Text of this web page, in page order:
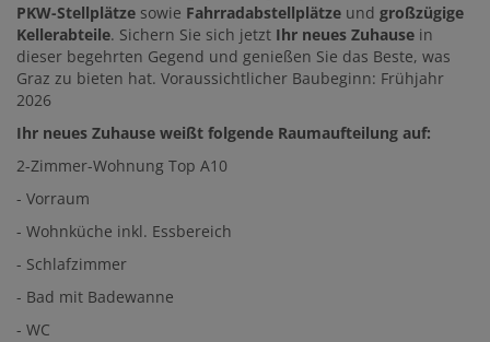
PKW-Stellplätze sowie Fahrradabstellplätze und großzügige
Kellerabteile. Sichern Sie sich jetzt Ihr neues Zuhause in
dieser begehrten Gegend und genießen Sie das Beste, was
Graz zu bieten hat. Voraussichtlicher Baubeginn: Frühjahr
2026
Ihr neues Zuhause weißt folgende Raumaufteilung auf:
2-Zimmer-Wohnung Top A10
- Vorraum
- Wohnküche inkl. Essbereich
- Schlafzimmer
- Bad mit Badewanne
- WC